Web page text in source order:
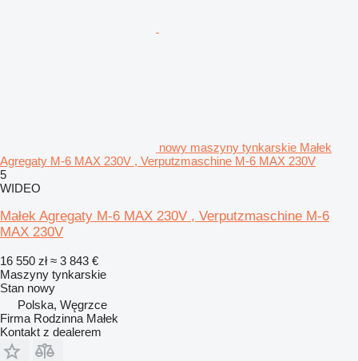
nowy maszyny tynkarskie Małek
Agregaty M-6 MAX 230V , Verputzmaschine M-6 MAX 230V
5
WIDEO
Małek Agregaty M-6 MAX 230V , Verputzmaschine M-6
MAX 230V
16 550 zł ≈ 3 843 €
Maszyny tynkarskie
Stan nowy
Polska, Węgrzce
Firma Rodzinna Małek
Kontakt z dealerem